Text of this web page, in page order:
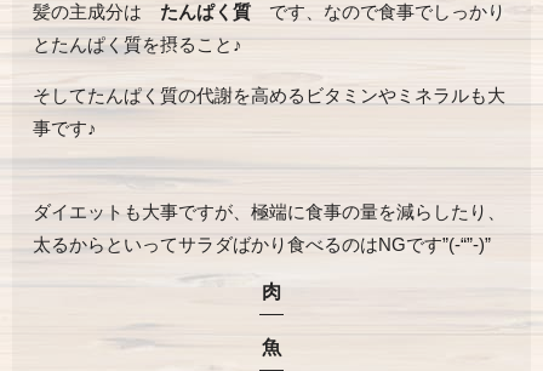
髪の主成分は たんぱく質です、なので食事でしっかり
とたんぱく質を摂ること♪
そしてたんぱく質の代謝を高めるビタミンやミネラルも大
事です♪
ダイエットも大事ですが、極端に食事の量を減らしたり、
太るからといってサラダばかり食べるのはNGです”(-“”-)”
肉
魚